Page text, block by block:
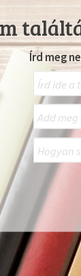
Írd meg